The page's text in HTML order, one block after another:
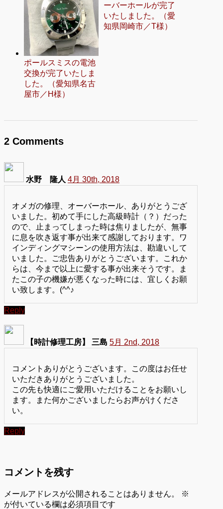
ポールスミスの電池
交換が完了いたしま
した。（愛知県名古
屋市／H様）
ーバーホールが完了
いたしました。（愛
知県岡崎市／T様）
2 Comments
水野 隆人 4月 30th, 2018
オメガの修理、オーバーホール、ありがとうござ
いました。初めて手にした高級時計（？）だった
ので、止まってしまった時は焦りましたが、無事
に息を吹き返す事が出来て感謝しております。ワ
インディングマシーンの使用方法は、勘違いして
いました。ご忠告ありがとうございます。これか
らは、今まで以上に愛する事が出来そうです。ま
たこの子の機嫌が悪くなった時には、宜しくお願
い致します。(^^♪
Reply
【時計修理工房】 三島 5月 2nd, 2018
コメントありがとうございます。この度はお任せ
いただきありがとうございました。
この先も快適にご愛用いただけることをお願いし
ます。また何かございましたらお声がけくださ
い。
Reply
コメントを残す
メールアドレスが公開されることはありません。
※
が付いている欄は必須項目です